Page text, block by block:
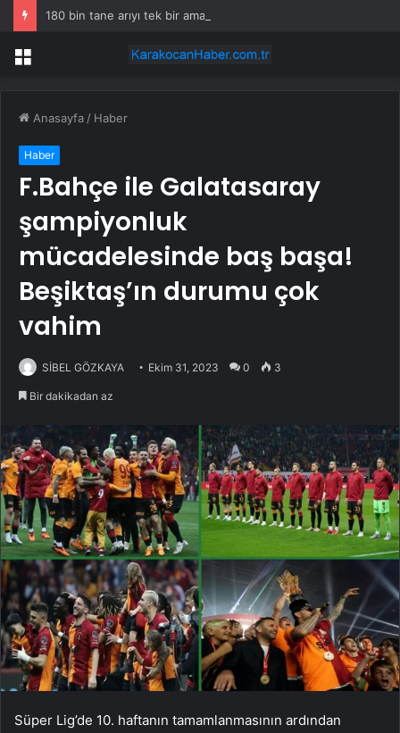
180 bin tane arıyı tek bir amaç doğaya saldılar
Menü
Anasayfa / Haber
Haber
F.Bahçe ile Galatasaray
şampiyonluk
mücadelesinde baş başa!
Beşiktaş’ın durumu çok
vahim
SİBEL GÖZKAYA Ekim 31, 2023 0 3
Bir dakikadan az
Süper Lig’de 10. haftanın tamamlanmasının ardından